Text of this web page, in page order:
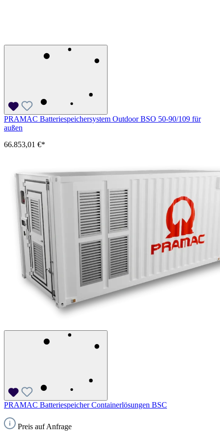
PRAMAC Batteriespeichersystem Outdoor BSO 50-90/109 für
außen
66.853,01 €*
PRAMAC Batteriespeicher Containerlösungen BSC
Preis auf Anfrage